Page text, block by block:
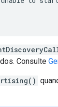
Consulte